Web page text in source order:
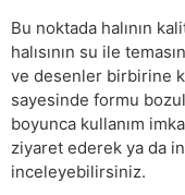
Bu noktada halının
halısının su ile
ve desenler birbirine
sayesinde formu
boyunca kullanım
ziyaret ederek ya da
inceleyebilirsiniz.